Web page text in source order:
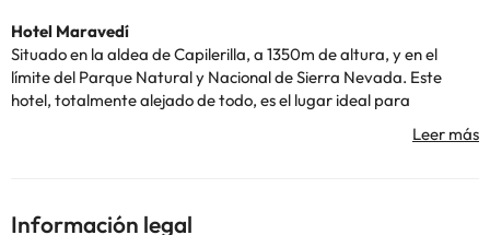
Hotel Maravedí
Situado en la aldea de Capilerilla, a 1350m de altura, y en el
límite del Parque Natural y Nacional de Sierra Nevada. Este
hotel, totalmente alejado de todo, es el lugar ideal para
El hotel te ofrece conexión wifi gratuita, información turística de
Las 14 habitaciones de este establecimiento están decoradas con
Información legal